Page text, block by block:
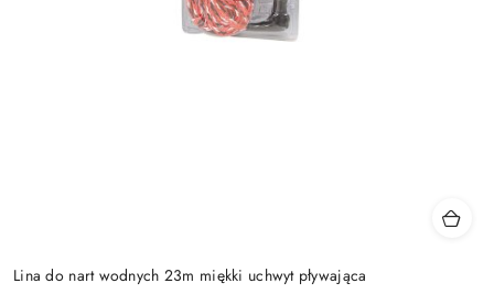
Lina do nart wodnych 23m miękki uchwyt pływająca